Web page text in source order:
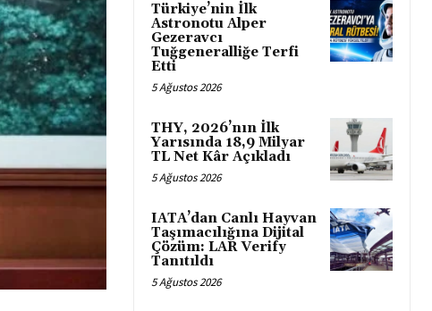
Türkiye’nin İlk
Astronotu Alper
Gezeravcı
Tuğgeneralliğe Terfi
Etti
5 Ağustos 2026
THY, 2026’nın İlk
Yarısında 18,9 Milyar
TL Net Kâr Açıkladı
5 Ağustos 2026
IATA’dan Canlı Hayvan
Taşımacılığına Dijital
Çözüm: LAR Verify
Tanıtıldı
5 Ağustos 2026